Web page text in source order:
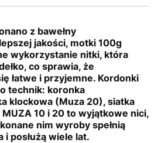
z bawełny
jakości, motki 100g
wykorzystanie nitki, która
co sprawia, że
łatwe i przyjemne. Kordonki
technik: koronka
klockowa (Muza 20), siatka
MUZA 10 i 20 to wyjątkowe nici,
nim wyroby spełnią
i posłużą wiele lat.